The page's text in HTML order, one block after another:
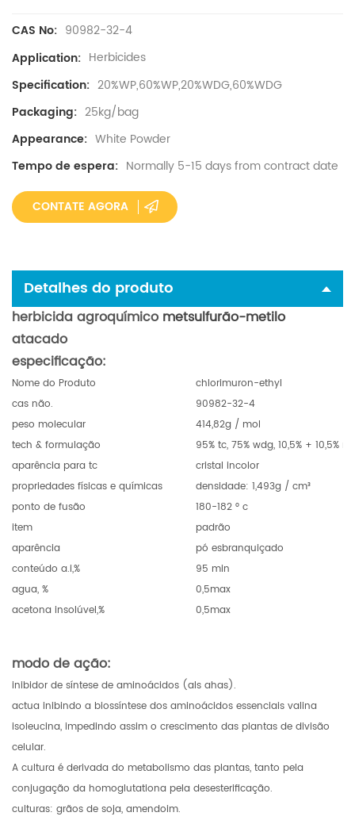
CAS No: 90982-32-4
Application: Herbicides
Specification: 20%WP,60%WP,20%WDG,60%WDG
Packaging: 25kg/bag
Appearance: White Powder
Tempo de espera: Normally 5-15 days from contract date
CONTATE AGORA
Detalhes do produto
herbicida agroquímico metsulfurão-metilo
atacado
especificação:
Nome do Produto
cas não.
peso molecular
tech & formulação
aparência para tc
propriedades físicas e químicas
ponto de fusão
item
aparência
conteúdo a.i,%
agua, %
acetona insolúvel,%
chlorimuron-ethyl
90982-32-4
414,82g / mol
95% tc, 75% wdg, 10,5% + 10,5%
cristal incolor
densidade: 1,493g / cm³
180-182 ° c
padrão
pó esbranquiçado
95 min
0,5max
0,5max
modo de ação:
inibidor de síntese de aminoácidos (als ahas).
actua inibindo a biossíntese dos aminoácidos essenciais valina
isoleucina, impedindo assim o crescimento das plantas de divisão
celular.
A cultura é derivada do metabolismo das plantas, tanto pela
conjugação da homoglutationa pela desesterificação.
culturas: grãos de soja, amendoim.